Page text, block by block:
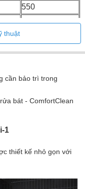
550
34h20
10
SN-ST
1200
220.00-240.00
thuật
cần bảo trì trong
bát - ComfortClean
1
thiết kế nhỏ gọn với